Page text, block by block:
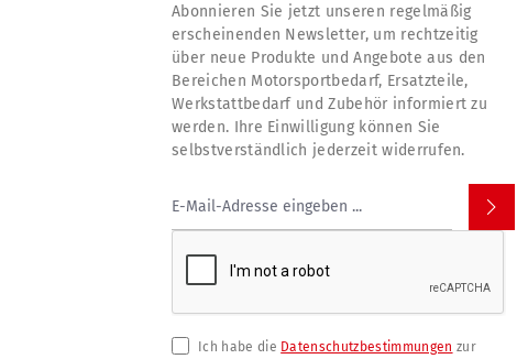
Abonnieren Sie jetzt unseren regelmäßig
erscheinenden Newsletter, um rechtzeitig
über neue Produkte und Angebote aus den
Bereichen Motorsportbedarf, Ersatzteile,
Werkstattbedarf und Zubehör informiert zu
werden. Ihre Einwilligung können Sie
selbstverständlich jederzeit widerrufen.
Ich habe die Datenschutzbestimmungen zur